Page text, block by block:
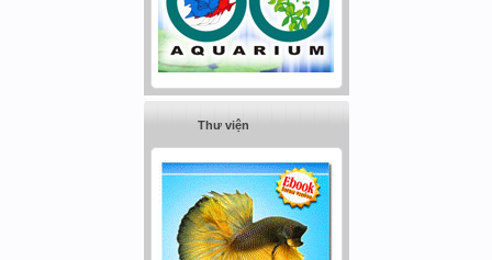
Thư viện